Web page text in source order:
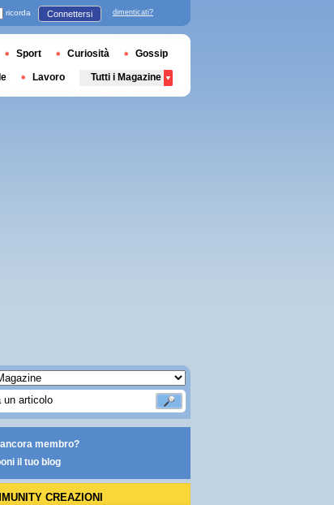
ancora membro?
il tuo blog
CREAZIONI
ricorda Connettersi dimenticati?
Sport Curiosità Gossip
Lavoro Tutti i Magazine